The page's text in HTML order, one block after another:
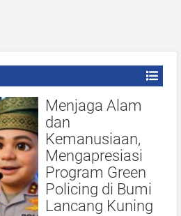
Menjaga Alam
dan
Kemanusiaan,
Mengapresiasi
Program Green
Policing di Bumi
Lancang Kuning